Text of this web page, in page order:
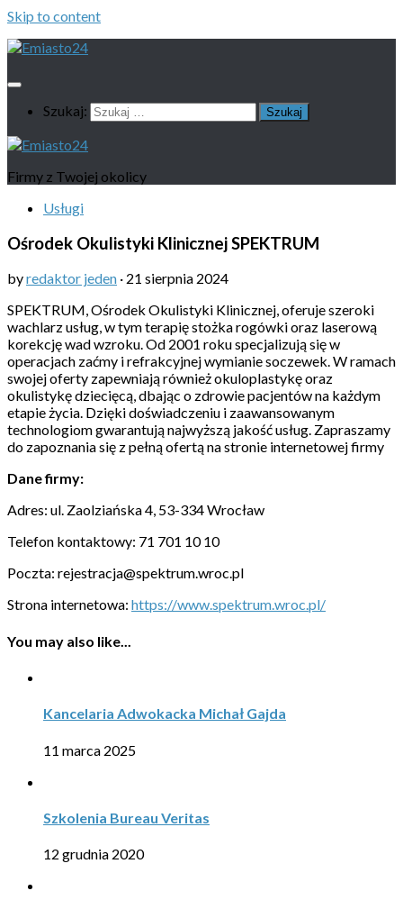
Skip to content
Szukaj:
Firmy z Twojej okolicy
Usługi
Ośrodek Okulistyki Klinicznej SPEKTRUM
byredaktor jeden · 21 sierpnia 2024
SPEKTRUM, Ośrodek Okulistyki Klinicznej, oferuje szeroki
wachlarz usług, w tym terapię stożka rogówki oraz laserową
korekcję wad wzroku. Od 2001 roku specjalizują się w
operacjach zaćmy i refrakcyjnej wymianie soczewek. W ramach
swojej oferty zapewniają również okuloplastykę oraz
okulistykę dziecięcą, dbając o zdrowie pacjentów na każdym
etapie życia. Dzięki doświadczeniu i zaawansowanym
technologiom gwarantują najwyższą jakość usług. Zapraszamy
do zapoznania się z pełną ofertą na stronie internetowej firmy
Dane firmy:
Adres: ul. Zaolziańska 4, 53-334 Wrocław
Telefon kontaktowy: 71 701 10 10
Poczta: rejestracja@spektrum.wroc.pl
Strona internetowa: https://www.spektrum.wroc.pl/
You may also like...
Kancelaria Adwokacka Michał Gajda
11 marca 2025
Szkolenia Bureau Veritas
12 grudnia 2020